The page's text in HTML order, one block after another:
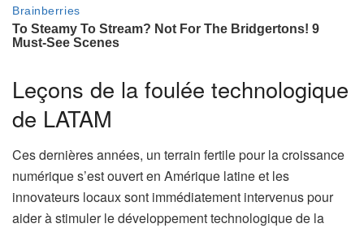
Leçons de la foulée technologique
de LATAM
Ces dernières années, un terrain fertile pour la croissance
numérique s’est ouvert en Amérique latine et les
innovateurs locaux sont immédiatement intervenus pour
aider à stimuler le développement technologique de la